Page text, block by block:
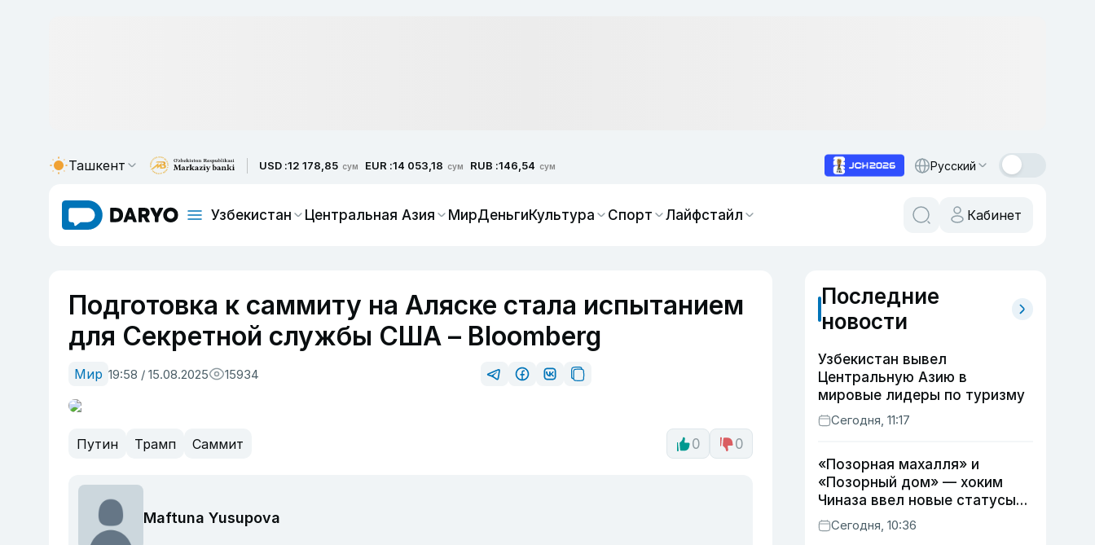
Ташкент USD :12 178,85 сум EUR :14 053,18 сум RUB :146,54 сум Русский
Узбекистан Центральная Азия МирДеньгиКультура Спорт Лайфстайл Кабинет
Подготовка к саммиту на Аляске стала испытанием
для Секретной службы США – Bloomberg
Мир 19:58 / 15.08.2025 15934
Путин Трамп Саммит 0 0
Maftuna Yusupova
Последние
новости
Узбекистан вывел
Центральную Азию в
мировые лидеры по туризму
Сегодня, 11:17
«Позорная махалля» и
«Позорный дом» — хоким
Чиназа ввел новые статусы
для неблагоустроенных
территорий
Сегодня, 10:36